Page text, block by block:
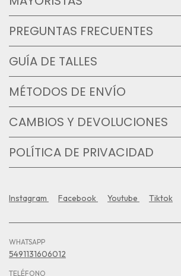
PREGUNTAS FRECUENTES
GUÍA DE TALLES
MÉTODOS DE ENVÍO
CAMBIOS Y DEVOLUCIONES
POLÍTICA DE PRIVACIDAD
Instagram Facebook Youtube Tiktok
WHATSAPP
5491131606012
TELÉFONO